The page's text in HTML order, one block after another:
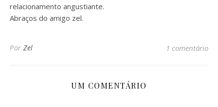
relacionamento angustiante.
Abraços do amigo zel.
Por Zel 1 comentário
UM COMENTÁRIO